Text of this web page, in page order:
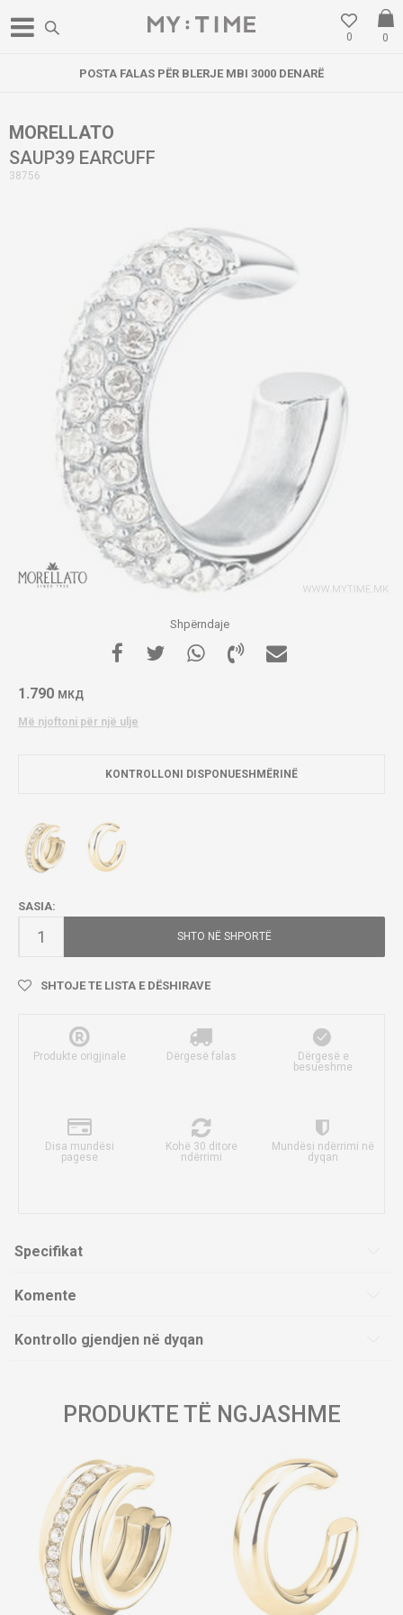
0
0
POSTA FALAS PËR BLERJE MBI 3000 DENARË
MORELLATO
SAUP39 EARCUFF
38756
Shpërndaje
1.790 МКД
Më njoftoni për një ulje
KONTROLLONI DISPONUESHMËRINË
SASIA:
SHTO NË SHPORTË
SHTOJE TE LISTA E DËSHIRAVE
Produkte origjinale Dërgesë falas
Dërgesë e
besueshme
Disa mundësi
pagese
Kohë 30 ditore
ndërrimi
Mundësi ndërrimi në
dyqan
Specifikat
Komente
Kontrollo gjendjen në dyqan
PRODUKTE TË NGJASHME